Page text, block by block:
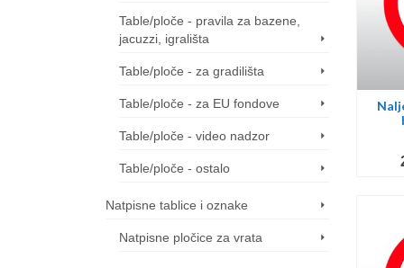
Table/ploče - pravila za bazene,
jacuzzi, igrališta
Table/ploče - za gradilišta
Table/ploče - za EU fondove
Table/ploče - video nadzor
Table/ploče - ostalo
Natpisne tablice i oznake
Natpisne pločice za vrata